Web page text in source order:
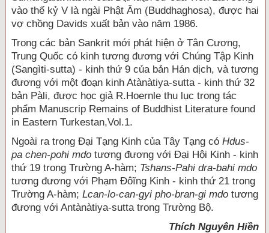
vào thế kỷ V là ngài Phật Âm (Buddhaghosa), được hai
vợ chồng Davids xuất bản vào năm 1986.
Trong các bản Sankrit mới phát hiện ở Tân Cương,
Trung Quốc có kinh tương đương với Chúng Tập Kinh
(Sangìti-sutta) - kinh thứ 9 của bản Hán dịch, và tương
đương với một đoạn kinh Atànàtiya-sutta - kinh thứ 32
bản Pàli, được học giả R.Hoernle thu lục trong tác
phẩm Manuscrip Remains of Buddhist Literature found
in Eastern Turkestan,Vol.1.
Ngoài ra trong Đại Tạng Kinh của Tây Tạng có Hdus-
pa chen-pohi mdo tương đương với Đại Hội Kinh - kinh
thứ 19 trong Trường A-hàm; Tshans-Pahi dra-bahi mdo
tương đương với Phạm Đôĩng Kinh - kinh thứ 21 trong
Trường A-hàm; Lcan-lo-can-gyi pho-bran-gi mdo tương
đương với Antànàtiya-sutta trong Trường Bộ.
Thích Nguyên Hiền